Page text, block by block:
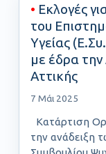
• Εκλογές
του
Υγείας
με έδρα την
Αττικής
7 Μάι 2025
Κατάρτιση
την ανάδειξη